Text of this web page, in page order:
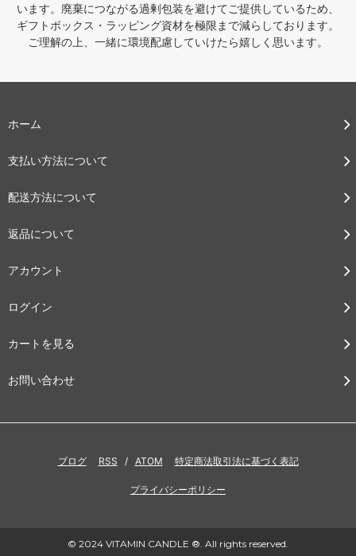
います。廃棄につながる過剰包装を避けてご提供しているため、
ギフトボックス・ラッピング資材を極限まで減らしております。
ご理解の上、一緒に環境配慮していけたら嬉しく思います。
ホーム
支払い方法について
配送方法について
返品について
アカウント
ログイン
カートを見る
お問い合わせ
ブログ RSS / ATOM 特定商法取引法に基づく表記
プライバシーポリシー
© 2024 VITAMIN CANDLE ®. All rights reserved.